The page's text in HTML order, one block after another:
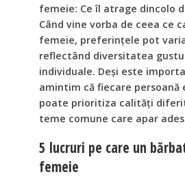
femeie: Ce îl atrage dincolo
Când vine vorba de ceea ce
femeie, preferințele pot
reflectând diversitatea
individuale. Deși este
amintim că fiecare persoană
poate prioritiza calități
teme comune care apar
5 lucruri pe care un
femeie